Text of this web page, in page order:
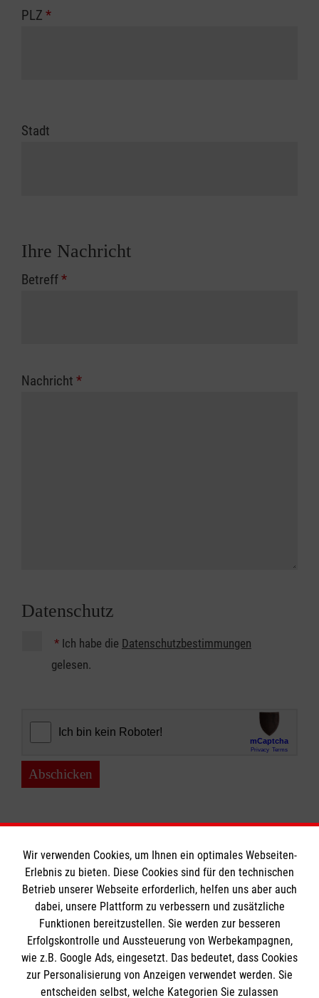
PLZ *
Stadt
Ihre Nachricht
Betreff*
Nachricht *
Datenschutz
* Ich habe die Datenschutzbestimmungen
gelesen.
Abschicken
Informationen
Impressum
Datenschutz
Kontakt
Die Malteser
Wir verwenden Cookies, um Ihnen ein optimales Webseiten-
Erlebnis zu bieten. Diese Cookies sind für den technischen
Betrieb unserer Webseite erforderlich, helfen uns aber auch
dabei, unsere Plattform zu verbessern und zusätzliche
Funktionen bereitzustellen. Sie werden zur besseren
Erfolgskontrolle und Aussteuerung von Werbekampagnen,
wie z.B. Google Ads, eingesetzt. Das bedeutet, dass Cookies
zur Personalisierung von Anzeigen verwendet werden. Sie
entscheiden selbst, welche Kategorien Sie zulassen